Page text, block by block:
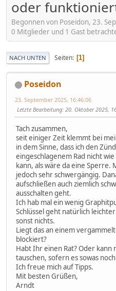
oder
Begonnen von Poseidon, 23.
0 Mitglieder und 1 Gast
NACH UNTEN Seiten 1
Poseidon
23. September 2025, 16:46:06
Letzte Bearbeitung: 20. Oktober 2025,
Tach zusammen,
seit einiger Zeit klemmt bei
in dem Sinne, dass ich den
eingeschlagenem Rad nicht
kann, als wäre da eine Sperre.
jedoch sehr schwergängig.
aufschließen auch ziemlich
ausschalten geht.
Ich hab mal ein wenig
Schlüssel geht natürlich
sonst nichts.
Liegt das an einem
blockiert?
Habt Ihr einen Rat? Oder kann
tauschen, sofern es sowas
Ich freue mich auf Tipps.
Mit besten Grüßen,
Arndt